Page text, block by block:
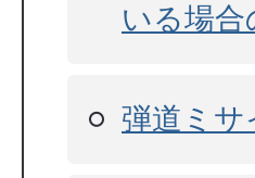
いる場合
弾道ミサ